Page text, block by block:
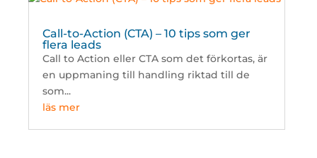
Call-to-Action (CTA) – 10 tips som ger
flera leads
Call to Action eller CTA som det förkortas, är
en uppmaning till handling riktad till de
som...
läs mer